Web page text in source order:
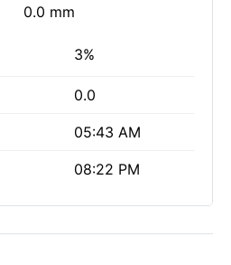
0.0 mm
3%
0.0
05:43 AM
08:22 PM